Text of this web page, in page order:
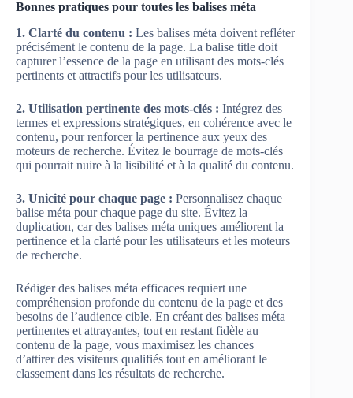
Bonnes pratiques pour toutes les balises méta
1. Clarté du contenu : Les balises méta doivent refléter
précisément le contenu de la page. La balise title doit
capturer l’essence de la page en utilisant des mots-clés
pertinents et attractifs pour les utilisateurs.
2. Utilisation pertinente des mots-clés : Intégrez des
termes et expressions stratégiques, en cohérence avec le
contenu, pour renforcer la pertinence aux yeux des
moteurs de recherche. Évitez le bourrage de mots-clés
qui pourrait nuire à la lisibilité et à la qualité du contenu.
3. Unicité pour chaque page : Personnalisez chaque
balise méta pour chaque page du site. Évitez la
duplication, car des balises méta uniques améliorent la
pertinence et la clarté pour les utilisateurs et les moteurs
de recherche.
Rédiger des balises méta efficaces requiert une
compréhension profonde du contenu de la page et des
besoins de l’audience cible. En créant des balises méta
pertinentes et attrayantes, tout en restant fidèle au
contenu de la page, vous maximisez les chances
d’attirer des visiteurs qualifiés tout en améliorant le
classement dans les résultats de recherche.